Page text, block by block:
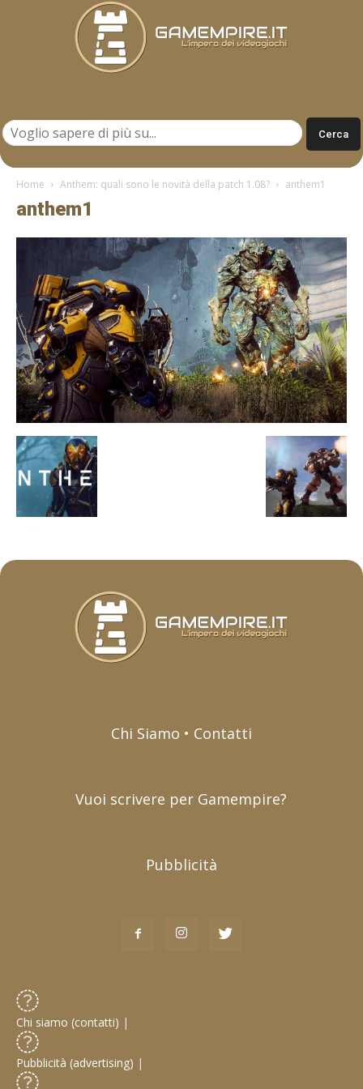
Home Anthem: quali sono le novità della patch 1.08? anthem1
anthem1
Chi Siamo • Contatti
Vuoi scrivere per Gamempire?
Pubblicità
Chi siamo (contatti) |
Pubblicità (advertising) |